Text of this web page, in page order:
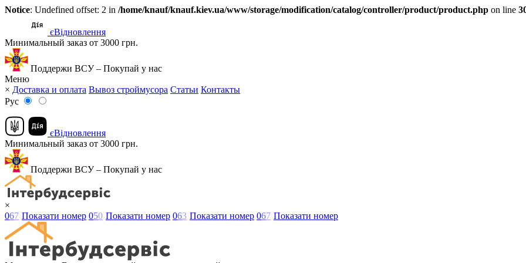
Notice: Undefined offset: 2 in /home/knauf/knauf.kiev.ua/www/storage/modification/catalog/controller/product/product.php on line
єВідновлення
Минимальный заказ от 3000 грн.
Поддержи ВСУ – Покупай у нас
Меню
× Доставка и оплата Вывоз строймусора Статьи Контакты
Рус
єВідновлення
Минимальный заказ от 3000 грн.
Поддержи ВСУ – Покупай у нас
×
067 Показати номер 050 Показати номер 063 Показати номер 067 Показати номер